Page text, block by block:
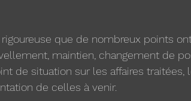
que de nombreux points
maintien, changement de
de situation sur les affaires traitées,
de celles à venir.